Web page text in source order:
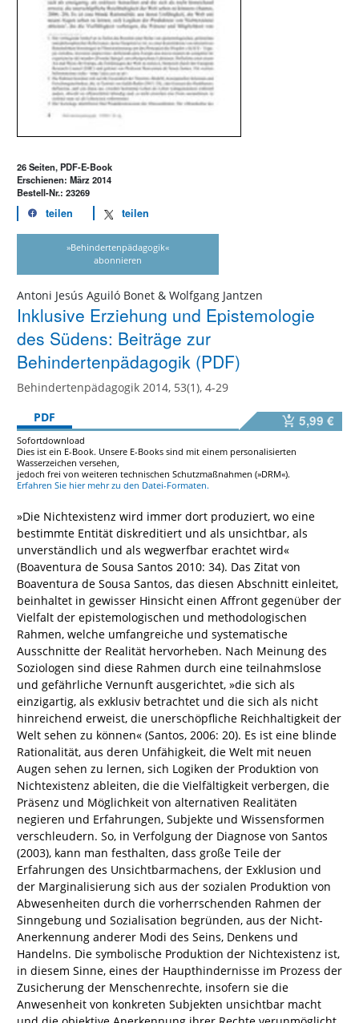
26 Seiten, PDF-E-Book
Erschienen: März 2014
Bestell-Nr.: 23269
teilen teilen
»Behindertenpädagogik«
abonnieren
Antoni Jesús Aguiló Bonet & Wolfgang Jantzen
Inklusive Erziehung und Epistemologie
des Südens: Beiträge zur
Behindertenpädagogik (PDF)
Behindertenpädagogik 2014, 53(1), 4-29
PDF
5,99 €
Sofortdownload
Dies ist ein E-Book. Unsere E-Books sind mit einem personalisierten
Wasserzeichen versehen,
jedoch frei von weiteren technischen Schutzmaßnahmen (»DRM«).
Erfahren Sie hier mehr zu den Datei-Formaten.
»Die Nichtexistenz wird immer dort produziert, wo eine
bestimmte Entität diskreditiert und als unsichtbar, als
unverständlich und als wegwerfbar erachtet wird«
(Boaventura de Sousa Santos 2010: 34). Das Zitat von
Boaventura de Sousa Santos, das diesen Abschnitt einleitet,
beinhaltet in gewisser Hinsicht einen Affront gegenüber der
Vielfalt der epistemologischen und methodologischen
Rahmen, welche umfangreiche und systematische
Ausschnitte der Realität hervorheben. Nach Meinung des
Soziologen sind diese Rahmen durch eine teilnahmslose
und gefährliche Vernunft ausgerichtet, »die sich als
einzigartig, als exklusiv betrachtet und die sich als nicht
hinreichend erweist, die unerschöpfliche Reichhaltigkeit der
Welt sehen zu können« (Santos, 2006: 20). Es ist eine blinde
Rationalität, aus deren Unfähigkeit, die Welt mit neuen
Augen sehen zu lernen, sich Logiken der Produktion von
Nichtexistenz ableiten, die die Vielfältigkeit verbergen, die
Präsenz und Möglichkeit von alternativen Realitäten
negieren und Erfahrungen, Subjekte und Wissensformen
verschleudern. So, in Verfolgung der Diagnose von Santos
(2003), kann man festhalten, dass große Teile der
Erfahrungen des Unsichtbarmachens, der Exklusion und
der Marginalisierung sich aus der sozialen Produktion von
Abwesenheiten durch die vorherrschenden Rahmen der
Sinngebung und Sozialisation begründen, aus der Nicht-
Anerkennung anderer Modi des Seins, Denkens und
Handelns. Die symbolische Produktion der Nichtexistenz ist,
in diesem Sinne, eines der Haupthindernisse im Prozess der
Zusicherung der Menschenrechte, insofern sie die
Anwesenheit von konkreten Subjekten unsichtbar macht